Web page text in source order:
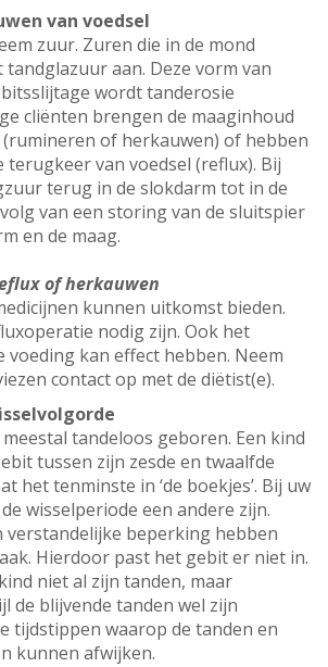
van voedsel
zuur. Zuren die in de mond
aan. Deze vorm van
wordt tanderosie
cliënten brengen de maaginhoud
of herkauwen) of hebben
terugkeer van voedsel (reflux). Bij
terug in de slokdarm tot in de
van een storing van de sluitspier
en de maag.
of herkauwen
kunnen uitkomst bieden.
nodig zijn. Ook het
voeding kan effect hebben. Neem
contact op met de diëtist(e).
tandeloos geboren. Een kind
tussen zijn zesde en twaalfde
het tenminste in ‘de boekjes’. Bij uw
wisselperiode een andere zijn.
verstandelijke beperking hebben
Hierdoor past het gebit er niet in.
niet al zijn tanden, maar
de blijvende tanden wel zijn
tijdstippen waarop de tanden en
kunnen afwijken.